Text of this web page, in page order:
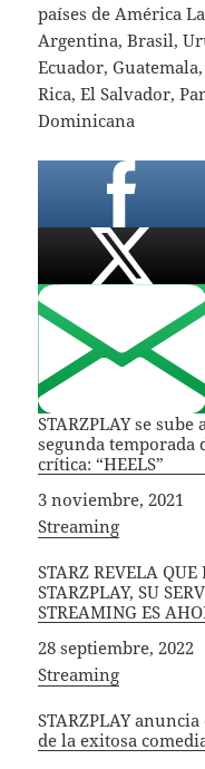
países de América
Argentina, Brasil,
Ecuador,
Rica, El Salvador,
Dominicana
STARZPLAY se
segunda temporada
crítica: “HEELS”
Fecha
3 noviembre, 2021
In relation to
Streaming
STARZ REVELA
STARZPLAY, SU
STREAMING ES
Fecha
28 septiembre, 2022
In relation to
Streaming
STARZPLAY
de la exitosa